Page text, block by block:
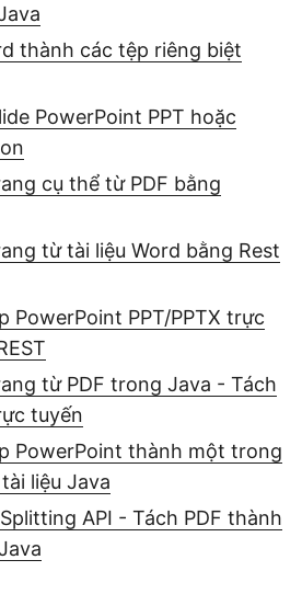
thành các tệp riêng biệt
PowerPoint PPT hoặc
cụ thể từ PDF bằng
từ tài liệu Word bằng Rest
PowerPoint PPT/PPTX trực
từ PDF trong Java - Tách
tuyến
PowerPoint thành một trong
liệu Java
API - Tách PDF thành